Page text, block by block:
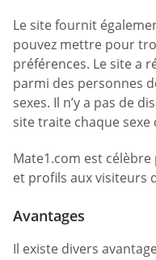
Le site fournit
pouvez mettre pour
préférences. Le site a
parmi des personnes
sexes. Il n’y a pas de
site traite chaque sexe
Mate1.com est
et profils aux visiteurs
Avantages
Il existe divers